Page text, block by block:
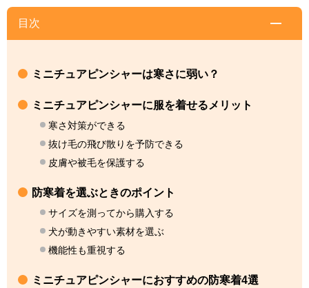
目次
ミニチュアピンシャーは寒さに弱い？
ミニチュアピンシャーに服を着せるメリット
寒さ対策ができる
抜け毛の飛び散りを予防できる
皮膚や被毛を保護する
防寒着を選ぶときのポイント
サイズを測ってから購入する
犬が動きやすい素材を選ぶ
機能性も重視する
ミニチュアピンシャーにおすすめの防寒着4選